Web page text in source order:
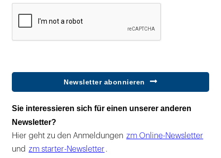
Newsletter abonnieren
Sie interessieren sich für einen unserer anderen
Newsletter?
Hier geht zu den Anmeldungen zm Online-Newsletter
und zm starter-Newsletter .